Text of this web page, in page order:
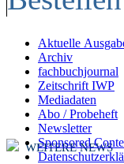
Aktuelle
Archiv
fachbuchjournal
Zeitschrift IWP
Mediadaten
Abo / Probeheft
Newsletter
Sponsored
WEITERE NEWS